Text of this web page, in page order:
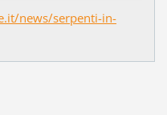
news/serpenti-in-